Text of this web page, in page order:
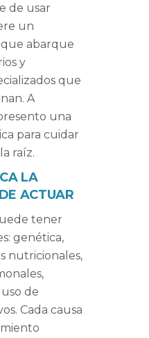
de usar
un
abarque
y
que
A
una
para cuidar
raíz.
LA
ACTUAR
tener
genética,
nutricionales,
de
Cada causa